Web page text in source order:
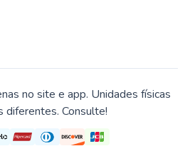
no site e app. Unidades físicas
diferentes. Consulte!